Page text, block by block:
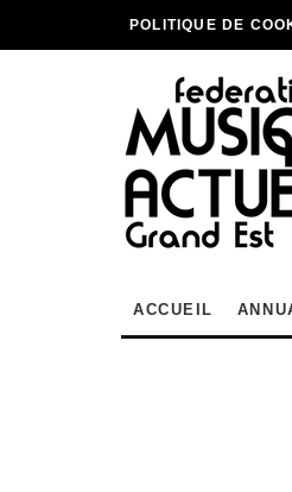
POLITIQUE DE
ACCUEIL